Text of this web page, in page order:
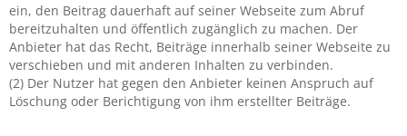
ein, den Beitrag dauerhaft auf seiner Webseite zum Abruf
bereitzuhalten und öffentlich zugänglich zu machen. Der
Anbieter hat das Recht, Beiträge innerhalb seiner Webseite zu
verschieben und mit anderen Inhalten zu verbinden.
(2) Der Nutzer hat gegen den Anbieter keinen Anspruch auf
Löschung oder Berichtigung von ihm erstellter Beiträge.